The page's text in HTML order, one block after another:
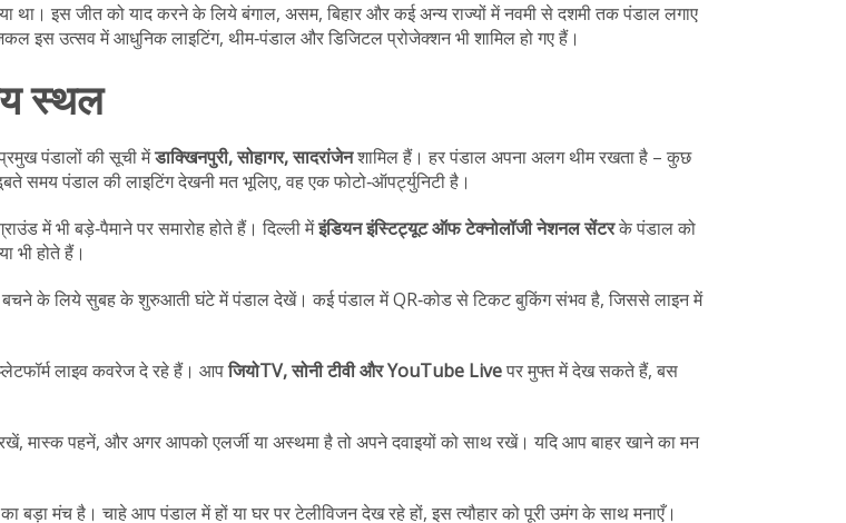
था। इस जीत को याद करने के लिये बंगाल, असम, बिहार और कई अन्य राज्यों में नवमी से दशमी तक पंडाल लगाए
उत्सव में आधुनिक लाइटिंग, थीम‑पंडाल और डिजिटल प्रोजेक्शन भी शामिल हो गए हैं।
स्थल
पंडालों की सूची मेंडाक्खिनपुरी, सोहागर, सादरांजेनशामिल हैं। हर पंडाल अपना अलग थीम रखता है – कुछ
समय पंडाल की लाइटिंग देखनी मत भूलिए, वह एक फोटो‑ऑपर्ट्युनिटी है।
में भी बड़े‑पैमाने पर समारोह होते हैं। दिल्ली मेंइंडियन इंस्टिट्यूट ऑफ टेक्नोलॉजी नेशनल सेंटरके पंडाल को
भी होते हैं।
से बचने के लिये सुबह के शुरुआती घंटे में पंडाल देखें। कई पंडाल में QR‑कोड से टिकट बुकिंग संभव है, जिससे लाइन में
लाइव कवरेज दे रहे हैं। आपजियोTV, सोनी टीवी और YouTube Liveपर मुफ्त में देख सकते हैं, बस
मास्क पहनें, और अगर आपको एलर्जी या अस्थमा है तो अपने दवाइयों को साथ रखें। यदि आप बाहर खाने का मन
बड़ा मंच है। चाहे आप पंडाल में हों या घर पर टेलीविजन देख रहे हों, इस त्यौहार को पूरी उमंग के साथ मनाएँ।